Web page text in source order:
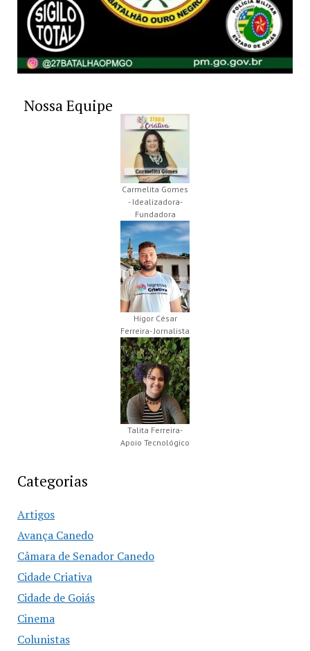
Nossa Equipe
Carmelita Gomes
- Idealizadora-
Fundadora
Higor César
Ferreira- Jornalista
Talita Ferreira-
Apoio Tecnológico
Categorias
Artigos
Avança Canedo
Câmara de Senador Canedo
Cidade Criativa
Cidade de Goiás
Cinema
Colunistas